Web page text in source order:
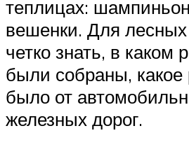
теплицах:
вешенки. Для
четко знать, в каком
были собраны, какое
было от
железных дорог.